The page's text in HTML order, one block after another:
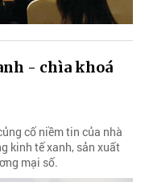
- chìa khoá
cố niềm tin của nhà
kinh tế xanh, sản xuất
mại số.